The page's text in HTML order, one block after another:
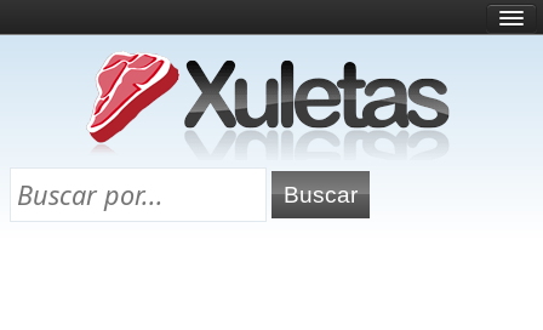
¿Qué es esto?
Directorio
Chuletas para exámenes